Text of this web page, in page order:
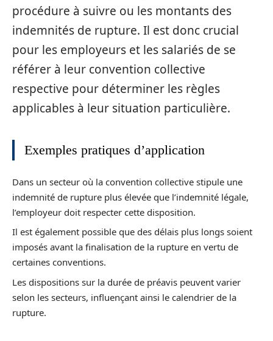
procédure à suivre ou les montants des
indemnités de rupture. Il est donc crucial
pour les employeurs et les salariés de se
référer à leur convention collective
respective pour déterminer les règles
applicables à leur situation particulière.
Exemples pratiques d’application
Dans un secteur où la convention collective stipule une
indemnité de rupture plus élevée que l’indemnité légale,
l’employeur doit respecter cette disposition.
Il est également possible que des délais plus longs soient
imposés avant la finalisation de la rupture en vertu de
certaines conventions.
Les dispositions sur la durée de préavis peuvent varier
selon les secteurs, influençant ainsi le calendrier de la
rupture.